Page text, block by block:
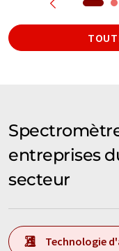
entreprises
secteur
Technologie